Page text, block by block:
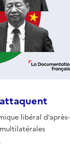
libéral d’après-